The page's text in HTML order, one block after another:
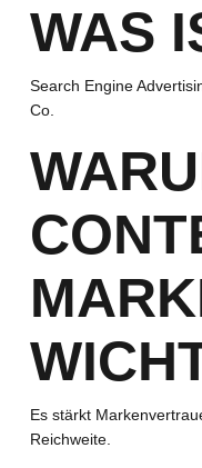
WAS
Search Engine
Co.
Es stärkt
Reichweite.